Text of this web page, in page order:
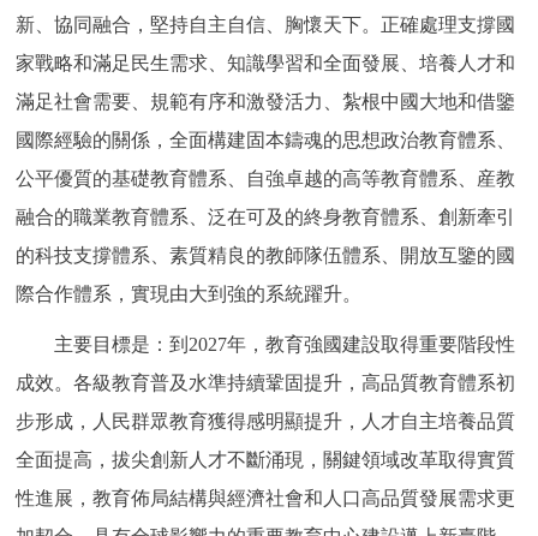
新、協同融合，堅持自主自信、胸懷天下。正確處理支撐國
家戰略和滿足民生需求、知識學習和全面發展、培養人才和
滿足社會需要、規範有序和激發活力、紮根中國大地和借鑒
國際經驗的關係，全面構建固本鑄魂的思想政治教育體系、
公平優質的基礎教育體系、自強卓越的高等教育體系、産教
融合的職業教育體系、泛在可及的終身教育體系、創新牽引
的科技支撐體系、素質精良的教師隊伍體系、開放互鑒的國
際合作體系，實現由大到強的系統躍升。
主要目標是：到2027年，教育強國建設取得重要階段性
成效。各級教育普及水準持續鞏固提升，高品質教育體系初
步形成，人民群眾教育獲得感明顯提升，人才自主培養品質
全面提高，拔尖創新人才不斷涌現，關鍵領域改革取得實質
性進展，教育佈局結構與經濟社會和人口高品質發展需求更